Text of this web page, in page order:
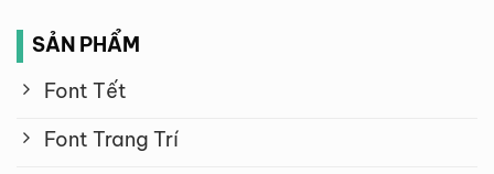
SẢN PHẨM
Font Tết
Font Trang Trí